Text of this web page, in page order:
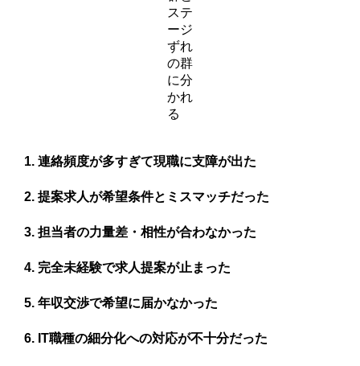
ステ
ージ
ずれ
の群
に分
かれ
る
連絡頻度が多すぎて現職に支障が出た
提案求人が希望条件とミスマッチだった
担当者の力量差・相性が合わなかった
完全未経験で求人提案が止まった
年収交渉で希望に届かなかった
IT職種の細分化への対応が不十分だった